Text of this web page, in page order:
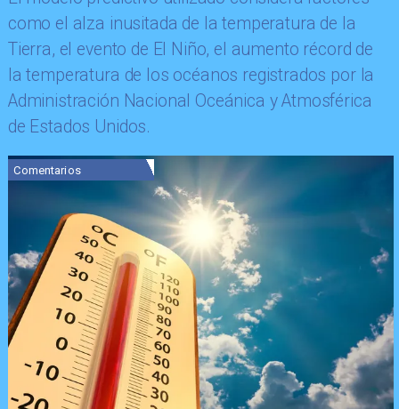
como el alza inusitada de la temperatura de la
Tierra, el evento de El Niño, el aumento récord de
la temperatura de los océanos registrados por la
Administración Nacional Oceánica y Atmosférica
de Estados Unidos.
Comentarios